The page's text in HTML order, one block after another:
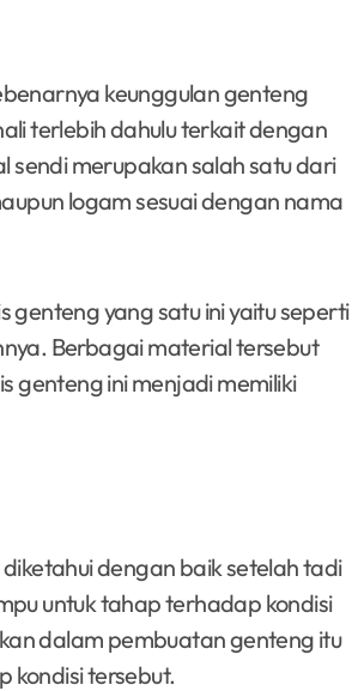
keunggulan genteng
terlebih dahulu terkait dengan
sendi merupakan salah satu dari
logam sesuai dengan nama
genteng yang satu ini yaitu seperti
Berbagai material tersebut
genteng ini menjadi memiliki
dengan baik setelah tadi
untuk tahap terhadap kondisi
dalam pembuatan genteng itu
kondisi tersebut.